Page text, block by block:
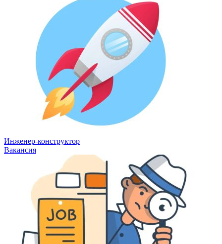
Инженер-конструктор
Вакансия